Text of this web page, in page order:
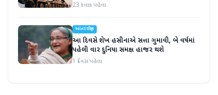
23 કલાક પહેલા
આંતરરાષ્ટ્રીય
આ દિવસે શેખ હસીનાએ સત્તા ગુમાવી, બે વર્ષમાં
પહેલી વાર દુનિયા સમક્ષ હાજર થશે
1 દિવસ પહેલા